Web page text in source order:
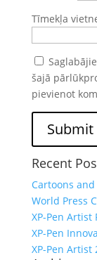
Tīmekļa
šajā
pievienot
Recent
Cartoons
World Press
XP-Pen Artist
XP-Pen
XP-Pen Artist